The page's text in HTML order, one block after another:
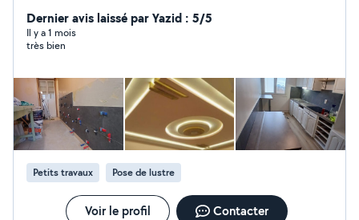
professionnels pour réaliser des prestations de qualité,
avec soin et dans le respect des délais. Notre priorité
est de vous offrir un travail propre, fiable et durable.
Dernier avis laissé par Yazid : 5/5
Il y a 1 mois
très bien
Petits travaux Pose de lustre
Voir le profil Contacter